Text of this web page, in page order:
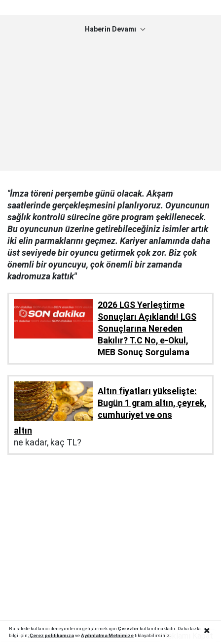
Haberin Devamı
"İmza töreni perşembe günü olacak. Akşam
saatlerinde gerçekleşmesini planlıyoruz. Oyuncunun
sağlık kontrolü sürecine göre program şekillenecek.
Bu oyuncunun üzerine getirebileceğiniz isimler artık
iki elin parmaklarını geçmez. Kariyer anlamında daha
üst seviyede bir oyuncu getirmek çok zor. Biz çok
önemli bir oyuncuyu, çok önemli bir zamanda
kadromuza kattık"
2026 LGS Yerleştirme
Sonuçları Açıklandı! LGS
Sonuçlarına Nereden
Bakılır? T.C No, e-Okul,
MEB Sonuç Sorgulama
Altın fiyatları yükselişte:
Bugün 1 gram altın, çeyrek,
cumhuriyet ve ons
altın
ne kadar, kaç TL?
Bu sitede kullanıcı deneyimlerini geliştirmek için Çerezlerkullanılmaktadır. Daha fazla
bilgi için;Çerez politikamızaveAydınlatma Metnimizetıklayabilirsiniz.Reklamı Kapat